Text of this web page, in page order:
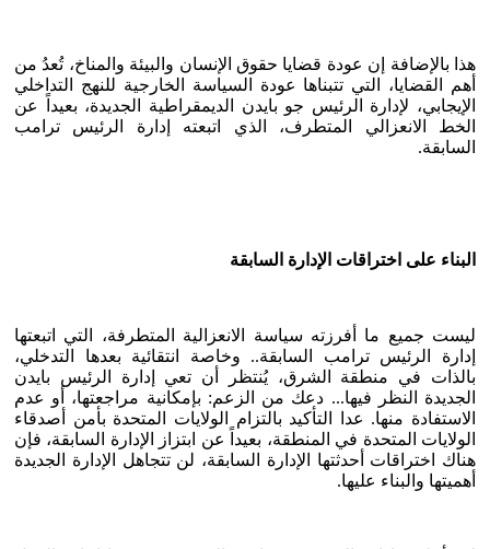
هذا بالإضافة إن عودة قضايا حقوق الإنسان والبيئة والمناخ، تُعدُ من
أهم القضايا، التي تتبناها عودة السياسة الخارجية للنهج التداخلي
الإيجابي، لإدارة الرئيس جو بايدن الديمقراطية الجديدة، بعيداً عن
الخط الانعزالي المتطرف، الذي اتبعته إدارة الرئيس ترامب
السابقة.
البناء على اختراقات الإدارة السابقة
ليست جميع ما أفرزته سياسة الانعزالية المتطرفة، التي اتبعتها
إدارة الرئيس ترامب السابقة.. وخاصة انتقائية بعدها التدخلي،
بالذات في منطقة الشرق، يُنتظر أن تعي إدارة الرئيس بايدن
الجديدة النظر فيها... دعك من الزعم: بإمكانية مراجعتها، أو عدم
الاستفادة منها. عدا التأكيد بالتزام الولايات المتحدة بأمن أصدقاء
الولايات المتحدة في المنطقة، بعيداً عن ابتزاز الإدارة السابقة، فإن
هناك اختراقات أحدثتها الإدارة السابقة، لن تتجاهل الإدارة الجديدة
أهميتها والبناء عليها.